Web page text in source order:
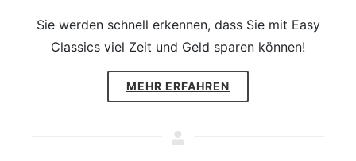
Sie werden schnell erkennen, dass Sie mit Easy
Classics viel Zeit und Geld sparen können!
MEHR ERFAHREN